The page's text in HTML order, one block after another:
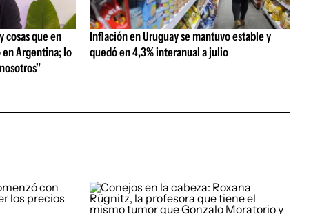
cosas que en
en Argentina; lo
Inflación en Uruguay se mantuvo estable y
quedó en 4,3% interanual a julio